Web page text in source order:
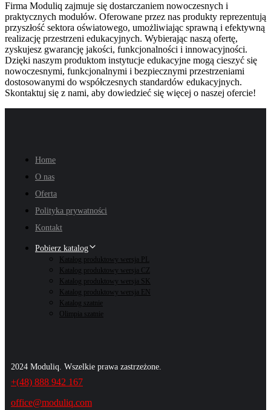
Firma Moduliq zajmuje się dostarczaniem nowoczesnych i
praktycznych modułów. Oferowane przez nas produkty reprezentują
przyszłość sektora oświatowego, umożliwiając sprawną i efektywną
realizację przestrzeni edukacyjnych. Wybierając naszą ofertę,
zyskujesz gwarancję jakości, funkcjonalności i innowacyjności.
Dzięki naszym produktom instytucje edukacyjne mogą cieszyć się
nowoczesnymi, funkcjonalnymi i bezpiecznymi przestrzeniami
dostosowanymi do współczesnych standardów edukacyjnych.
Skontaktuj się z nami, aby dowiedzieć się więcej o naszej ofercie!
Home
O nas
Oferta
Polityka prywatności
Kontakt
Pobierz katalog
Katalog produktowy wersja PL
Katalog produktowy wersja CZ
Katalog produktowy wersja SK
Katalog produktowy wersja EN
Katalog szatnie
Olimpia szatnie
2024 Moduliq. Wszelkie prawa zastrzeżone.
+(48) 888 942 167
office@moduliq.com